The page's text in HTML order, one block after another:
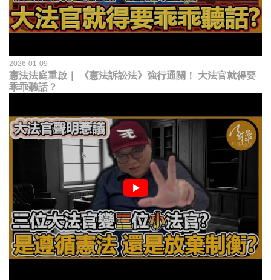
2026-01-09
憲法法庭重啟｜ 《憲法訴訟法》強行通關！ 大法官就得要
乖乖聽話？